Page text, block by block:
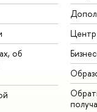
об
Центр